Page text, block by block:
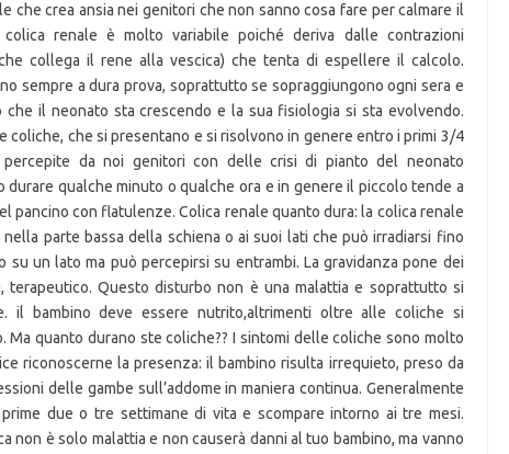
che crea ansia nei genitori che non sanno cosa fare per calmare il
renale è molto variabile poiché deriva dalle contrazioni
collega il rene alla vescica) che tenta di espellere il calcolo.
sempre a dura prova, soprattutto se sopraggiungono ogni sera e
il neonato sta crescendo e la sua fisiologia si sta evolvendo.
coliche, che si presentano e si risolvono in genere entro i primi 3/4
da noi genitori con delle crisi di pianto del neonato
durare qualche minuto o qualche ora e in genere il piccolo tende a
pancino con flatulenze. Colica renale quanto dura: la colica renale
parte bassa della schiena o ai suoi lati che può irradiarsi fino
su un lato ma può percepirsi su entrambi. La gravidanza pone dei
terapeutico. Questo disturbo non è una malattia e soprattutto si
il bambino deve essere nutrito,altrimenti oltre alle coliche si
Ma quanto durano ste coliche?? I sintomi delle coliche sono molto
riconoscerne la presenza: il bambino risulta irrequieto, preso da
delle gambe sull’addome in maniera continua. Generalmente
due o tre settimane di vita e scompare intorno ai tre mesi.
non è solo malattia e non causerà danni al tuo bambino, ma vanno